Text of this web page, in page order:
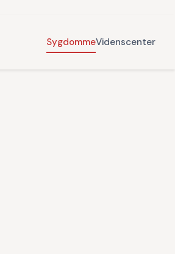
SygdommeVidenscenter